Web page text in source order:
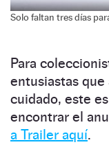
Solo faltan tres días
Para
entusiastas
cuidado, este
encontrar el
a Trailer aquí.